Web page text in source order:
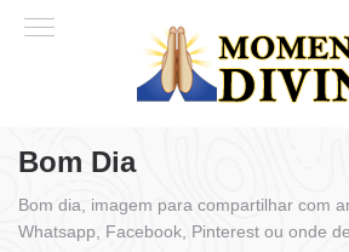
Bom Dia
Bom dia, imagem para compartilhar com
Whatsapp, Facebook, Pinterest ou onde